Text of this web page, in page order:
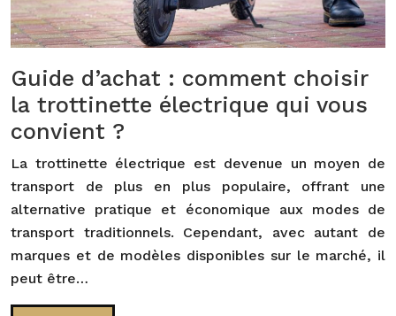
Guide d’achat : comment choisir
la trottinette électrique qui vous
convient ?
La trottinette électrique est devenue un moyen de
transport de plus en plus populaire, offrant une
alternative pratique et économique aux modes de
transport traditionnels. Cependant, avec autant de
marques et de modèles disponibles sur le marché, il
peut être…